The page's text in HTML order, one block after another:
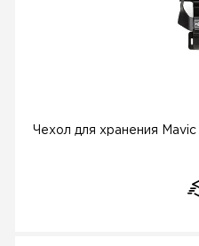
Чехол для хранения Mavic